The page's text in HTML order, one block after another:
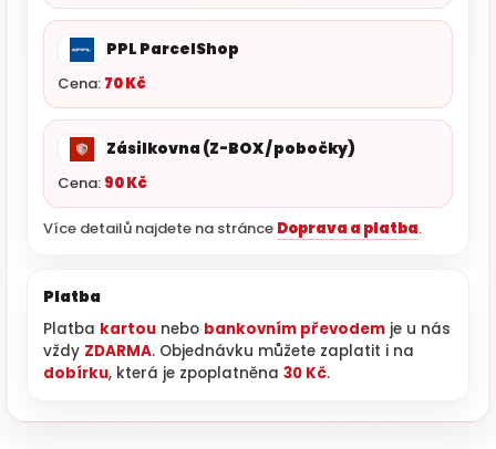
PPL ParcelShop
Cena: 70 Kč
Zásilkovna (Z-BOX / pobočky)
Cena: 90 Kč
Více detailů najdete na stránce Doprava a platba.
Platba
Platba kartou nebo bankovním převodem je u nás
vždy ZDARMA. Objednávku můžete zaplatit i na
dobírku, která je zpoplatněna 30 Kč.